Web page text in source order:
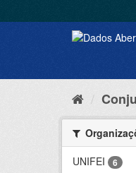
UNIFEI
6